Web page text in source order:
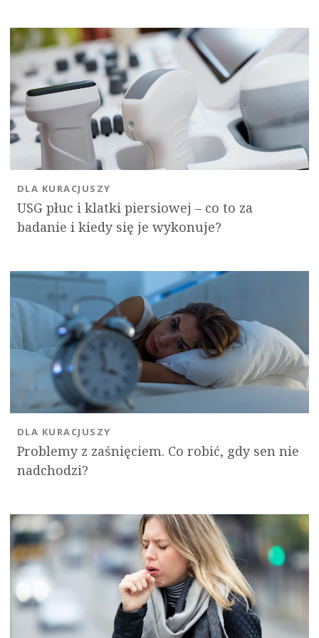
USG płuc i klatki piersiowej – co to za
badanie i kiedy się je wykonuje?
DLA KURACJUSZY
Problemy z zaśnięciem. Co robić, gdy sen nie
nadchodzi?
DLA KURACJUSZY